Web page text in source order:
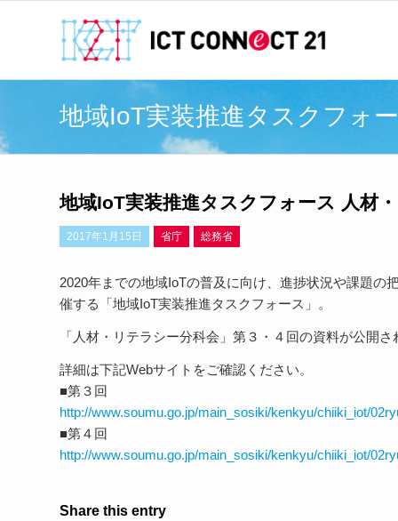
地域IoT実装推進タスクフォ
地域IoT実装推進タスクフォース 人材
2017年1月15日 省庁 総務省
2020年までの地域IoTの普及に向け、進捗状況や課題の
催する「地域IoT実装推進タスクフォース」。
「人材・リテラシー分科会」第３・４回の資料が公開さ
詳細は下記Webサイトをご確認ください。
■第３回
http://www.soumu.go.jp/main_sosiki/kenkyu/chiiki_iot/
■第４回
http://www.soumu.go.jp/main_sosiki/kenkyu/chiiki_iot/
Share this entry